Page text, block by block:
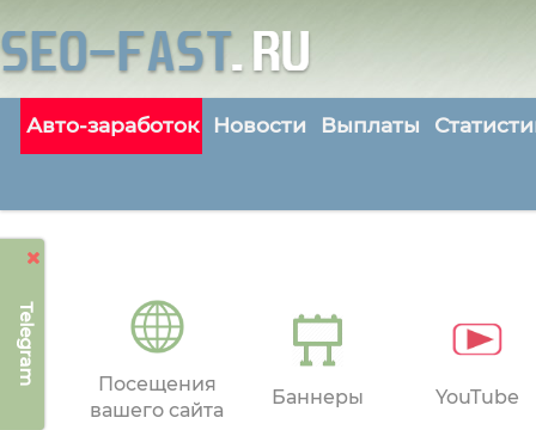
Telegram
Авто-заработок Новости Выплаты
Посещения
вашего сайта
Баннеры YouTube